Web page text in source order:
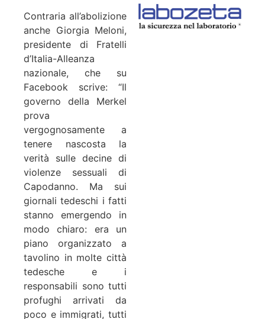
Contraria all’abolizione
anche Giorgia Meloni,
presidente di Fratelli
d’Italia-Alleanza
nazionale, che su
Facebook scrive: “Il
governo della Merkel
prova
vergognosamente a
tenere nascosta la
verità sulle decine di
violenze sessuali di
Capodanno. Ma sui
giornali tedeschi i fatti
stanno emergendo in
modo chiaro: era un
piano organizzato a
tavolino in molte città
tedesche e i
responsabili sono tutti
profughi arrivati da
poco e immigrati, tutti